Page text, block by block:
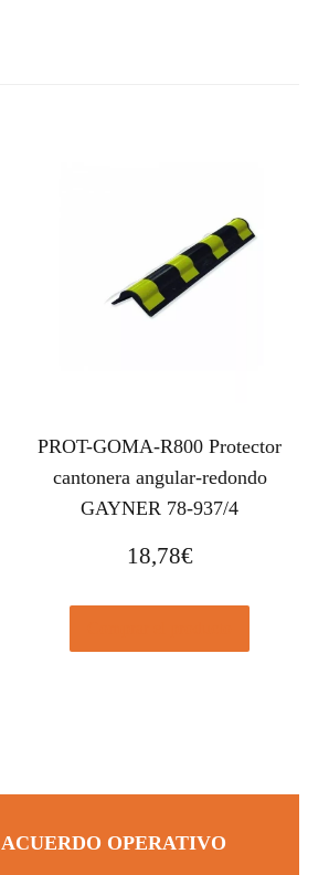
PROT-GOMA-R800 Protector
cantonera angular-redondo
GAYNER 78-937/4
18,78€
ACUERDO OPERATIVO